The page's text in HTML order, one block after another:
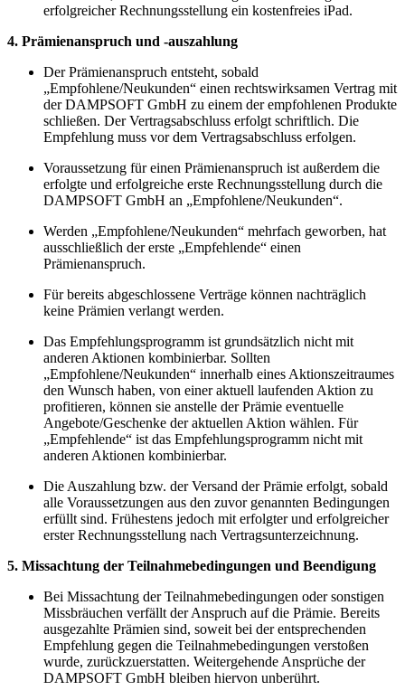
erfolgreicher Rechnungsstellung ein kostenfreies iPad.
4. Prämienanspruch und -auszahlung
Der Prämienanspruch entsteht, sobald
„Empfohlene/Neukunden“ einen rechtswirksamen Vertrag mit
der DAMPSOFT GmbH zu einem der empfohlenen Produkte
schließen. Der Vertragsabschluss erfolgt schriftlich. Die
Empfehlung muss vor dem Vertragsabschluss erfolgen.
Voraussetzung für einen Prämienanspruch ist außerdem die
erfolgte und erfolgreiche erste Rechnungsstellung durch die
DAMPSOFT GmbH an „Empfohlene/Neukunden“.
Werden „Empfohlene/Neukunden“ mehrfach geworben, hat
ausschließlich der erste „Empfehlende“ einen
Prämienanspruch.
Für bereits abgeschlossene Verträge können nachträglich
keine Prämien verlangt werden.
Das Empfehlungsprogramm ist grundsätzlich nicht mit
anderen Aktionen kombinierbar. Sollten
„Empfohlene/Neukunden“ innerhalb eines Aktionszeitraumes
den Wunsch haben, von einer aktuell laufenden Aktion zu
profitieren, können sie anstelle der Prämie eventuelle
Angebote/Geschenke der aktuellen Aktion wählen. Für
„Empfehlende“ ist das Empfehlungsprogramm nicht mit
anderen Aktionen kombinierbar.
Die Auszahlung bzw. der Versand der Prämie erfolgt, sobald
alle Voraussetzungen aus den zuvor genannten Bedingungen
erfüllt sind. Frühestens jedoch mit erfolgter und erfolgreicher
erster Rechnungsstellung nach Vertragsunterzeichnung.
5. Missachtung der Teilnahmebedingungen und Beendigung
Bei Missachtung der Teilnahmebedingungen oder sonstigen
Missbräuchen verfällt der Anspruch auf die Prämie. Bereits
ausgezahlte Prämien sind, soweit bei der entsprechenden
Empfehlung gegen die Teilnahmebedingungen verstoßen
wurde, zurückzuerstatten. Weitergehende Ansprüche der
DAMPSOFT GmbH bleiben hiervon unberührt.